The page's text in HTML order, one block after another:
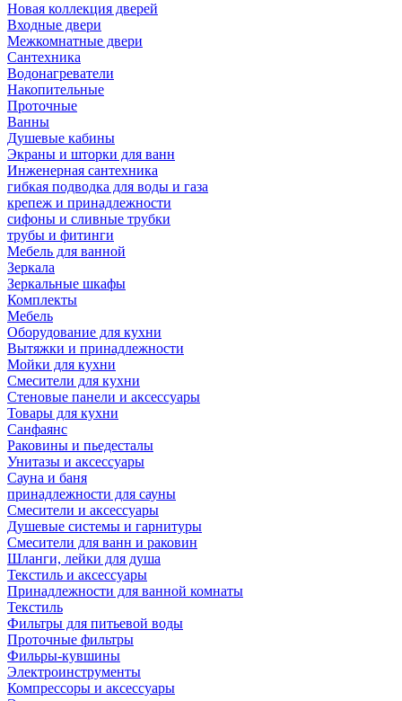
Новая коллекция дверей
Входные двери
Межкомнатные двери
Сантехника
Водонагреватели
Накопительные
Проточные
Ванны
Душевые кабины
Экраны и шторки для ванн
Инженерная сантехника
гибкая подводка для воды и газа
крепеж и принадлежности
сифоны и сливные трубки
трубы и фитинги
Мебель для ванной
Зеркала
Зеркальные шкафы
Комплекты
Мебель
Оборудование для кухни
Вытяжки и принадлежности
Мойки для кухни
Смесители для кухни
Стеновые панели и аксессуары
Товары для кухни
Санфаянс
Раковины и пьедесталы
Унитазы и аксессуары
Сауна и баня
принадлежности для сауны
Смесители и аксессуары
Душевые системы и гарнитуры
Смесители для ванн и раковин
Шланги, лейки для душа
Текстиль и аксессуары
Принадлежности для ванной комнаты
Текстиль
Фильтры для питьевой воды
Проточные фильтры
Фильры-кувшины
Электроинструменты
Компрессоры и аксессуары